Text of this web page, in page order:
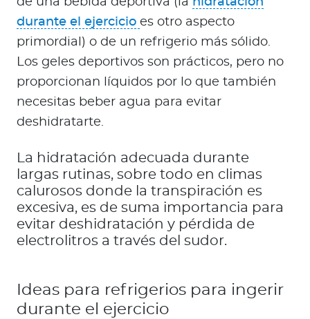
durante el ejercicio es otro aspecto
primordial) o de un refrigerio más sólido.
Los geles deportivos son prácticos, pero no
proporcionan líquidos por lo que también
necesitas beber agua para evitar
deshidratarte.
La hidratación adecuada durante
largas rutinas, sobre todo en climas
calurosos donde la transpiración es
excesiva, es de suma importancia para
evitar deshidratación y pérdida de
electrolitros a través del sudor.
Ideas para refrigerios para ingerir
durante el ejercicio